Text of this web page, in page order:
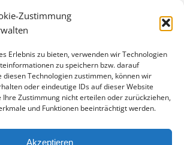
Zustimmung
Erlebnis zu bieten, verwenden wir Technologien
zu speichern bzw. darauf
diesen Technologien zustimmen, können wir
oder eindeutige IDs auf dieser Website
Ihre Zustimmung nicht erteilen oder zurückziehen,
und Funktionen beeinträchtigt werden.
Akzeptieren
WARENKORB
0910018
17x11